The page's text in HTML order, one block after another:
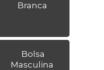
Branca
Bolsa
Masculina